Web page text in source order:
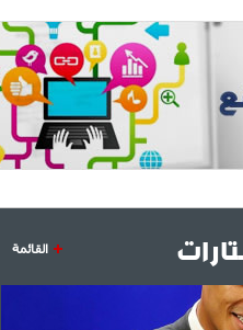
14:42
- 2021/07/27
أوهارا: "محرز، فودن ودي بروين..
ثلاثي من نار"
18:30
- 2021/07/25
لوكاتيلي يؤكد نيته في الانتقال إلى
جوفنتوس عبر تويتر!
18:10
- 2021/07/25
وقدوم الإيطالي يقترب القائمة